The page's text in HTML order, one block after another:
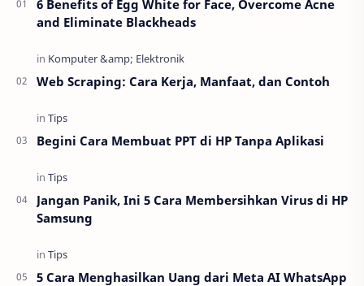
6 Benefits of Egg White for Face, Overcome Acne
and Eliminate Blackheads
Web Scraping: Cara Kerja, Manfaat, dan Contoh
Begini Cara Membuat PPT di HP Tanpa Aplikasi
Jangan Panik, Ini 5 Cara Membersihkan Virus di HP
Samsung
5 Cara Menghasilkan Uang dari Meta AI WhatsApp